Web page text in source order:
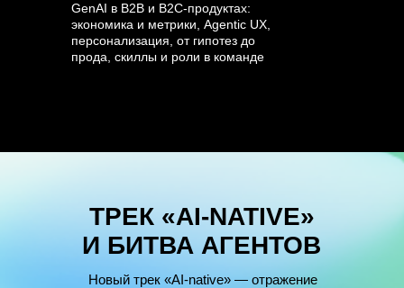
GenAI в B2B и B2C-продуктах:
экономика и метрики, Agentic UX,
персонализация, от гипотез до
прода, скиллы и роли в команде